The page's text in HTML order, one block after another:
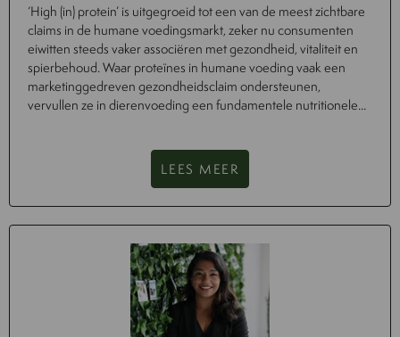
‘High (in) protein’ is uitgegroeid tot een van de meest zichtbare
claims in de humane voedingsmarkt, zeker nu consumenten
eiwitten steeds vaker associëren met gezondheid, vitaliteit en
spierbehoud. Waar proteïnes in humane voeding vaak een
marketinggedreven gezondheidsclaim ondersteunen,
vervullen ze in dierenvoeding een fundamentele nutritionele...
LEES MEER